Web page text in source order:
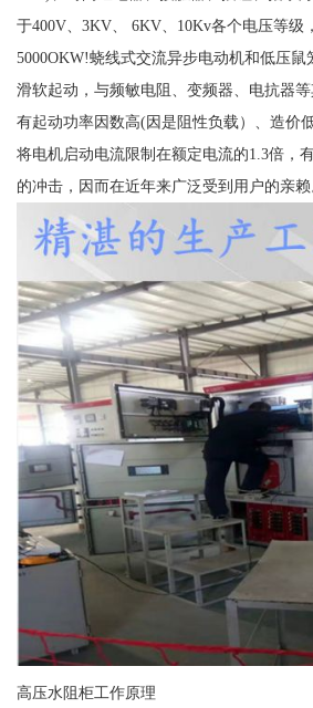
于400V、3KV、 6KV、10Kv各个电压等级
5000OKW!蛲线式交流异步电动机和低压
滑软起动，与频敏电阻、变频器、电抗器
有起动功率因数高(因是阻性负载）、造价
将电机启动电流限制在额定电流的1.3倍，
的冲击，因而在近年来广泛受到用户的亲赖
高压水阻柜工作原理